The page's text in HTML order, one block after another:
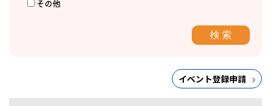
その他
イベント登録申請